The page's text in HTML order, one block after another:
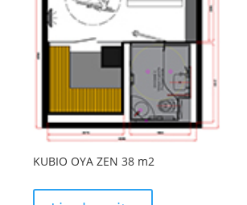
KUBIO OYA ZEN 38 m2